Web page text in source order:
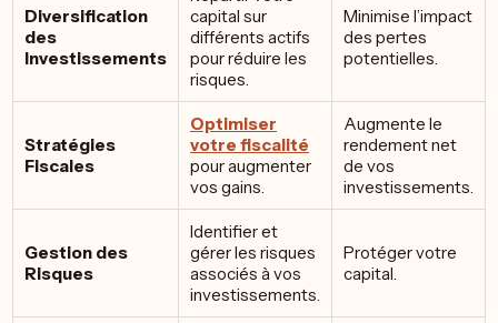
Diversification
des
Investissements
capital sur
différents actifs
pour réduire les
risques.
Minimise l’impact
des pertes
potentielles.
Stratégies
Fiscales
Optimiser
votre fiscalité
pour augmenter
vos gains.
Augmente le
rendement net
de vos
investissements.
Gestion des
Risques
Identifier et
gérer les risques
associés à vos
investissements.
Protéger votre
capital.